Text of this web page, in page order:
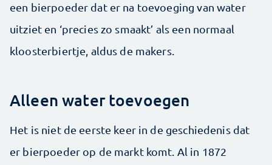
een bierpoeder dat er na toevoeging van water
uitziet en ‘precies zo smaakt’ als een normaal
kloosterbiertje, aldus de makers.
Alleen water toevoegen
Het is niet de eerste keer in de geschiedenis dat
er bierpoeder op de markt komt. Al in 1872